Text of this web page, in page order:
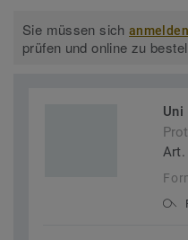
Sie müssen sichanmelden
prüfen und online zu
Uni
Art.